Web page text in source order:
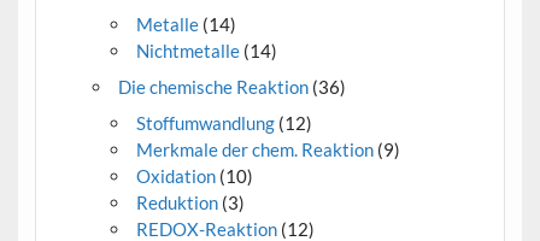
Metalle (14)
Nichtmetalle (14)
Die chemische Reaktion (36)
Stoffumwandlung (12)
Merkmale der chem. Reaktion (9)
Oxidation (10)
Reduktion (3)
REDOX-Reaktion (12)